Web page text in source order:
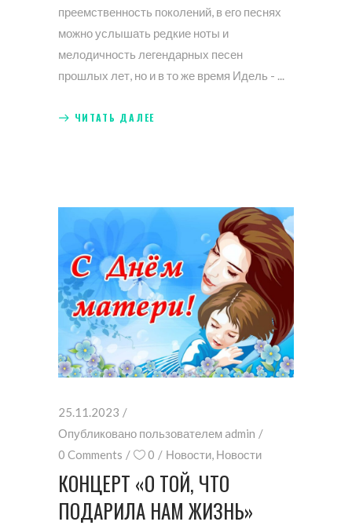
преемственность поколений, в его песнях
можно услышать редкие ноты и
мелодичность легендарных песен
прошлых лет, но и в то же время Идель -
ЧИТАТЬ ДАЛЕЕ
25.11.2023
Опубликовано пользователемadmin
0 Comments
0 Новости, Новости
КОНЦЕРТ «О ТОЙ, ЧТО
ПОДАРИЛА НАМ ЖИЗНЬ»